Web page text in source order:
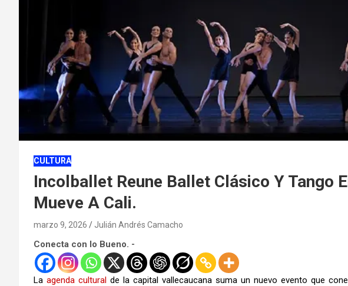
CULTURA
Incolballet Reune Ballet Clásico Y Tango
Mueve A Cali.
marzo 9, 2026 Julián Andrés Camacho
Conecta con lo Bueno. -
Laagenda cultural de la capital vallecaucana suma un nuevo evento que